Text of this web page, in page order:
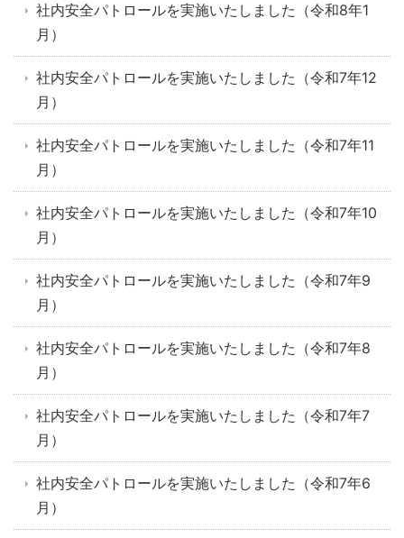
社内安全パトロールを実施いたしました（令和8年1
月）
社内安全パトロールを実施いたしました（令和7年12
月）
社内安全パトロールを実施いたしました（令和7年11
月）
社内安全パトロールを実施いたしました（令和7年10
月）
社内安全パトロールを実施いたしました（令和7年9
月）
社内安全パトロールを実施いたしました（令和7年8
月）
社内安全パトロールを実施いたしました（令和7年7
月）
社内安全パトロールを実施いたしました（令和7年6
月）